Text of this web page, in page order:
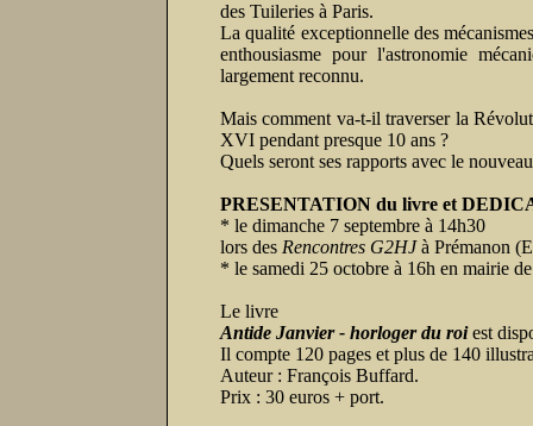
des Tuileries à Paris.
La qualité exceptionnelle des
enthousiasme pour l'astronomie
largement reconnu.
Mais comment va-t-il traverser la
XVI pendant presque 10 ans ?
Quels seront ses rapports avec le
PRESENTATION du livre et
* le dimanche 7 septembre à 14h30
lors des Rencontres G2HJà Prémanon
* le samedi 25 octobre à 16h en mairie
Le livre
Antide Janvier - horloger du roiest
Il compte 120 pages et plus de 140
Auteur : François Buffard.
Prix : 30 euros + port.